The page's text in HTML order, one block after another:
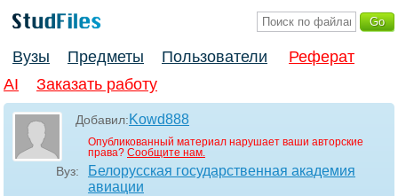
Вузы Предметы Пользователи
Реферат
AI
Заказать работу
Добавил:Kowd888
Опубликованный материал нарушает ваши авторские
права? Сообщите нам.
Вуз:
Белорусская государственная академия
авиации